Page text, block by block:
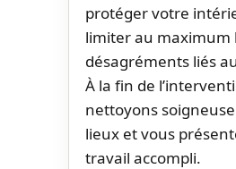
protéger votre
limiter au maximum
désagréments liés
À la fin de
nettoyons
lieux et vous
travail accompli.